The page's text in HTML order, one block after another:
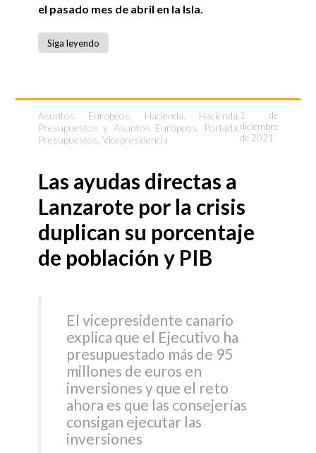
el pasado mes de abril en la Isla.
Siga leyendo
Asuntos Europeos Hacienda
Hacienda,
Presupuestos y Asuntos Europeos
Portada
Presupuestos ,Vicepresidencia
1 de
diciembre
de 2021
Las ayudas directas a
Lanzarote por la crisis
duplican su porcentaje
de población y PIB
El vicepresidente canario
explica que el Ejecutivo ha
presupuestado más de 95
millones de euros en
inversiones y que el reto
ahora es que las consejerías
consigan ejecutar las
inversiones